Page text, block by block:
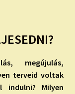
megújulás,
terveid voltak
Milyen